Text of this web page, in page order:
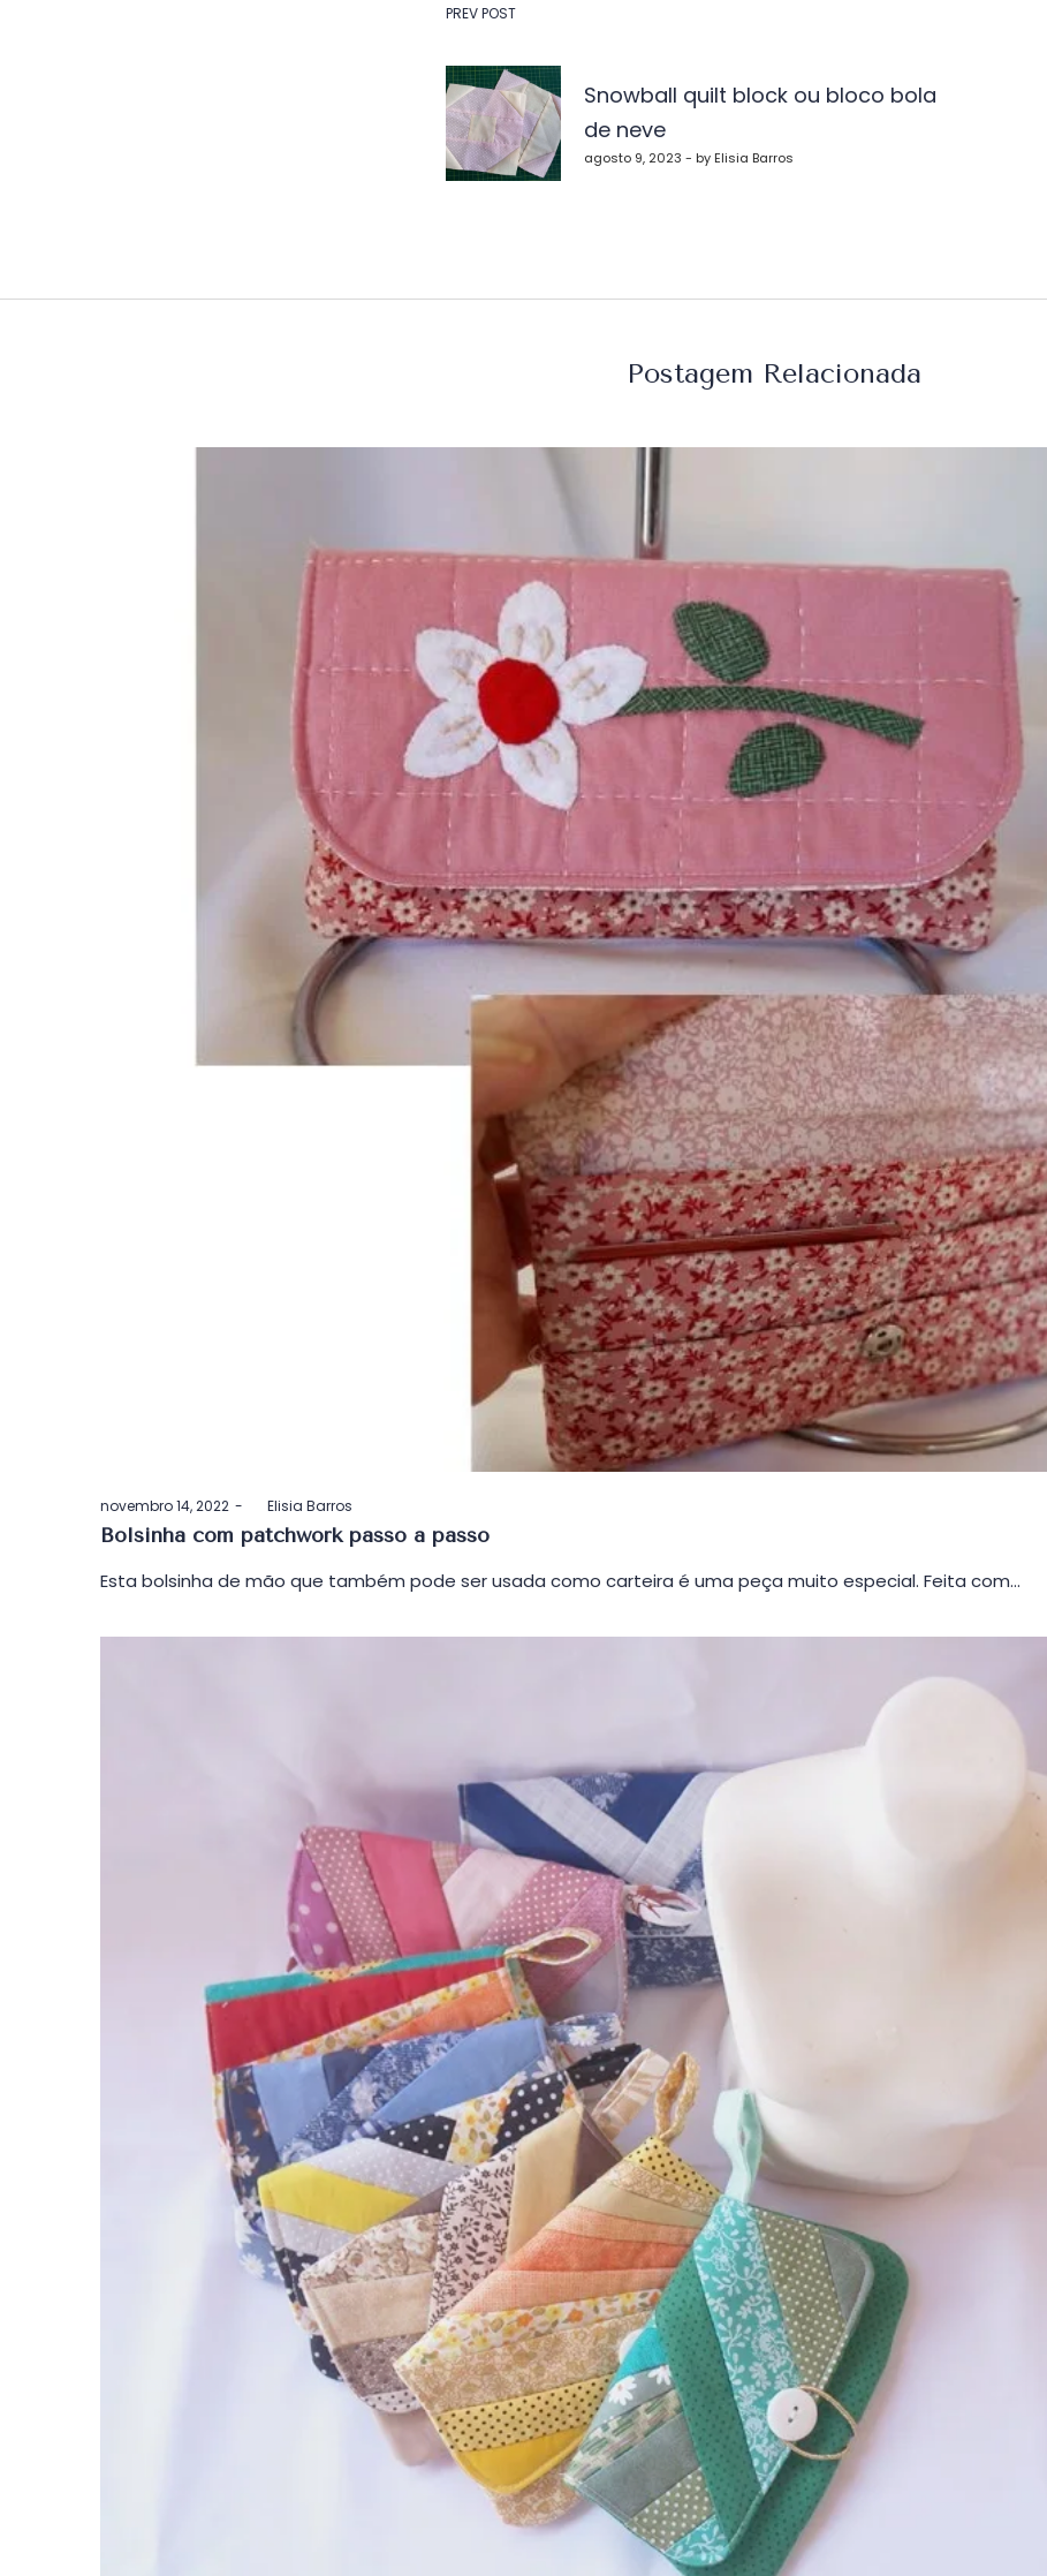
Navegação
de
Post
PREV POST
Snowball quilt block ou bloco bola
de neve
agosto 9, 2023 - by Elisia Barros
Postagem Relacionada
Postado
em
novembro 14, 2022 byElisia Barros
Bolsinha com patchwork passo a passo
Esta bolsinha de mão que também pode ser usada como carteira é uma peça muito especial. Feita com…